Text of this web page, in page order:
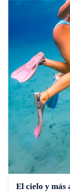
El cielo y más